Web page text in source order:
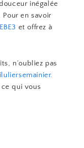
inégalée
en savoir
et offrez à
n’oubliez pas
.
qui vous